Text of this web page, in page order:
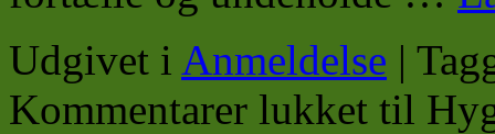
Udgivet i Anmeldelse |
Kommentarer lukket til